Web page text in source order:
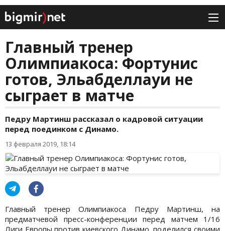
Главный тренер
Олимпиакоса: Фортунис
готов, Эльабделлауи не
сыграет в матче
Педру Мартинш рассказал о кадровой ситуации
перед поединком с Динамо.
13 февраля 2019, 18:14
Главный тренер Олимпиакоса Педру Мартинш, на
предматчевой пресс-конференции перед матчем 1/16